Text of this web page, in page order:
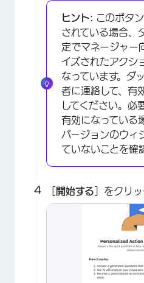
ヒント: このボタ
されている場合、
定でマネージャー
イズされたアクシ
なっています。ダ
者に連絡して、有
してください。必
有効になっている
バージョンのウィ
ていないことを確
開始する ］をクリ